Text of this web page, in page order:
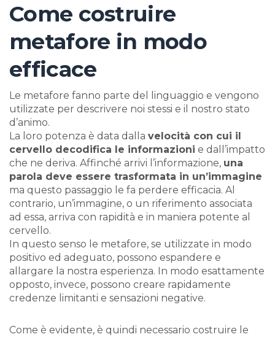
Come costruire
metafore in modo
efficace
Le metafore fanno parte del linguaggio e vengono
utilizzate per descrivere noi stessi e il nostro stato
d’animo.
La loro potenza è data dalla velocità con cui il
cervello decodifica le informazioni e dall’impatto
che ne deriva. Affinché arrivi l’informazione, una
parola deve essere trasformata in un’immagine
ma questo passaggio le fa perdere efficacia. Al
contrario, un’immagine, o un riferimento associata
ad essa, arriva con rapidità e in maniera potente al
cervello.
In questo senso le metafore, se utilizzate in modo
positivo ed adeguato, possono espandere e
allargare la nostra esperienza. In modo esattamente
opposto, invece, possono creare rapidamente
credenze limitanti e sensazioni negative.
Come è evidente, è quindi necessario costruire le